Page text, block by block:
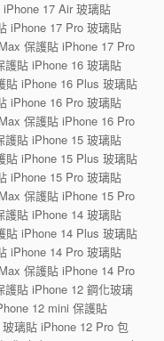
17 Air 玻璃貼
iPhone 17 Pro 玻璃貼
保護貼 iPhone 17 Pro
貼 iPhone 16 玻璃貼
貼 iPhone 16 Plus 玻璃貼
iPhone 16 Pro 玻璃貼
保護貼 iPhone 16 Pro
貼 iPhone 15 玻璃貼
貼 iPhone 15 Plus 玻璃貼
iPhone 15 Pro 玻璃貼
保護貼 iPhone 15 Pro
貼 iPhone 14 玻璃貼
貼 iPhone 14 Plus 玻璃貼
iPhone 14 Pro 玻璃貼
保護貼 iPhone 14 Pro
貼 iPhone 12 鋼化玻璃
12 mini 保護貼
璃貼 iPhone 12 Pro 包